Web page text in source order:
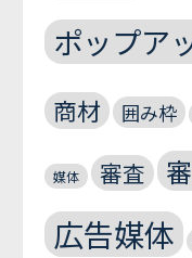
ポップア
商材 囲み枠
媒体 審査
広告媒体